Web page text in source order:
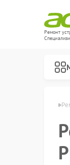
Ремонт
Acer в Владимире